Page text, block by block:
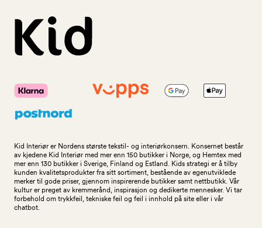
Kid Interiør er Nordens største tekstil- og interiørkonsern. Konsernet består
av kjedene Kid Interiør med mer enn 150 butikker i Norge, og Hemtex med
mer enn 130 butikker i Sverige, Finland og Estland. Kids strategi er å tilby
kunden kvalitetsprodukter fra sitt sortiment, bestående av egenutviklede
merker til gode priser, gjennom inspirerende butikker samt nettbutikk. Vår
kultur er preget av kremmerånd, inspirasjon og dedikerte mennesker. Vi tar
forbehold om trykkfeil, tekniske feil og feil i innhold på site eller i vår
chatbot.